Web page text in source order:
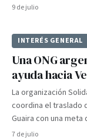
9 de julio
INTERÉS GENERAL
Una ONG
ayuda hacia
La organización
coordina el traslado
Guaira con una
7 de julio